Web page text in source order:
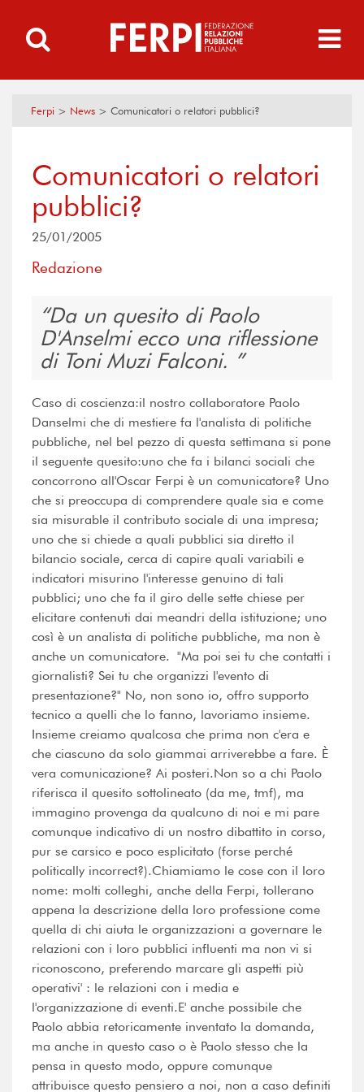
Ferpi > News > Comunicatori o relatori pubblici?
Comunicatori o relatori
pubblici?
25/01/2005
Redazione
Da un quesito di Paolo
D'Anselmi ecco una riflessione
di Toni Muzi Falconi.
Caso di coscienza:il nostro collaboratore Paolo
Danselmi che di mestiere fa l'analista di politiche
pubbliche, nel bel pezzo di questa settimana si pone
il seguente quesito:uno che fa i bilanci sociali che
concorrono all'Oscar Ferpi è un comunicatore? Uno
che si preoccupa di comprendere quale sia e come
sia misurable il contributo sociale di una impresa;
uno che si chiede a quali pubblici sia diretto il
bilancio sociale, cerca di capire quali variabili e
indicatori misurino l'interesse genuino di tali
pubblici; uno che fa il giro delle sette chiese per
elicitare contenuti dai meandri della istituzione; uno
così è un analista di politiche pubbliche, ma non è
anche un comunicatore. "Ma poi sei tu che contatti i
giornalisti? Sei tu che organizzi l'evento di
presentazione?" No, non sono io, offro supporto
tecnico a quelli che lo fanno, lavoriamo insieme.
Insieme creiamo qualcosa che prima non c'era e
che ciascuno da solo giammai arriverebbe a fare. È
vera comunicazione? Ai posteri.Non so a chi Paolo
riferisca il quesito sottolineato (da me, tmf), ma
immagino provenga da qualcuno di noi e mi pare
comunque indicativo di un nostro dibattito in corso,
pur se carsico e poco esplicitato (forse perché
politically incorrect?).Chiamiamo le cose con il loro
nome: molti colleghi, anche della Ferpi, tollerano
appena la descrizione della loro professione come
quella di chi aiuta le organizzazioni a governare le
relazioni con i loro pubblici influenti ma non vi si
riconoscono, preferendo marcare gli aspetti più
operativi' : le relazioni con i media e
l'organizzazione di eventi.E' anche possibile che
Paolo abbia retoricamente inventato la domanda,
ma anche in questo caso o è Paolo stesso che la
pensa in questo modo, oppure comunque
attribuisce questo pensiero a noi, non a caso definiti